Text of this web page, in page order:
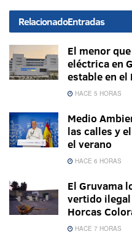
RelacionadoEntradas
El menor
eléctrica en
estable en el
HACE 5 HORAS
Medio
las calles y
el verano
HACE 6 HORAS
El Gruvama
vertido
Horcas
HACE 7 HORAS